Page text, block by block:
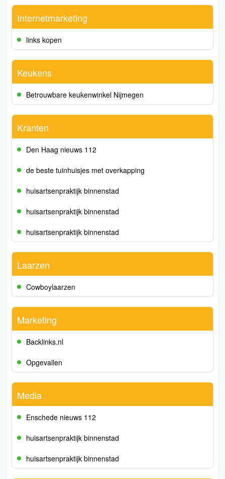
Internetmarketing
links kopen
Keukens
Betrouwbare keukenwinkel Nijmegen
Kranten
Den Haag nieuws 112
de beste tuinhuisjes met overkapping
huisartsenpraktijk binnenstad
huisartsenpraktijk binnenstad
huisartsenpraktijk binnenstad
Laarzen
Cowboylaarzen
Marketing
Backlinks.nl
Opgevallen
Media
Enschede nieuws 112
huisartsenpraktijk binnenstad
huisartsenpraktijk binnenstad